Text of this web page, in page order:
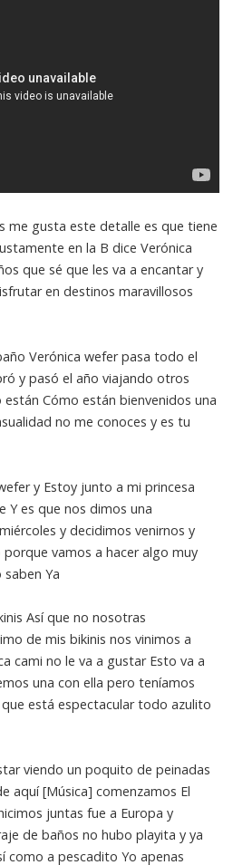
me gusta este detalle es que tiene
en la B dice Verónica
que sé que les va a encantar y
en destinos maravillosos
Verónica wefer pasa todo el
y pasó el año viajando otros
Cómo están bienvenidos una
no me conoces y es tu
y Estoy junto a mi princesa
Y es que nos dimos una
y decidimos venirnos y
vamos a hacer algo muy
saben Ya
Así que no nosotras
de mis bikinis nos vinimos a
cami no le va a gustar Esto va a
una con ella pero teníamos
está espectacular todo azulito
viendo un poquito de peinadas
aquí [Música] comenzamos El
juntas fue a Europa y
de baños no hubo playita y ya
como a pescadito Yo apenas